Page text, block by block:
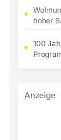
hoher
100
Anzeige